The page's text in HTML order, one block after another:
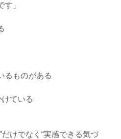
す」
るものがある
けている
だけでなく“実感できる気づ